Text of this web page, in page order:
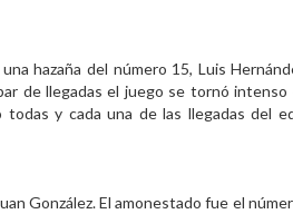
hazaña del número 15, Luis
de llegadas el juego se tornó intenso
y cada una de las llegadas del
González. El amonestado fue el